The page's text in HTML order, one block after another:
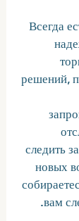
Всегда
решений,
следить
новых
вам